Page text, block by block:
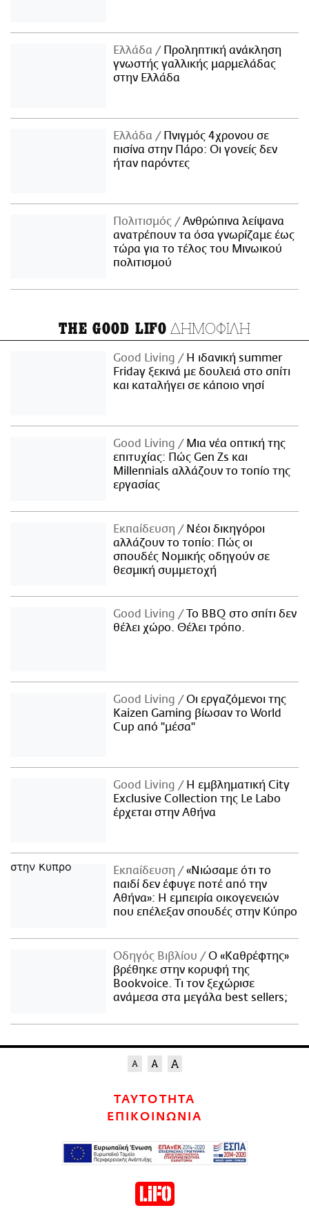
Ελλάδα
Προληπτική ανάκληση
γνωστής γαλλικής μαρμελάδας
στην Ελλάδα
Ελλάδα
Πνιγμός 4χρονου σε
πισίνα στην Πάρο: Οι γονείς δεν
ήταν παρόντες
Πολιτισμός
Ανθρώπινα λείψανα
ανατρέπουν τα όσα γνωρίζαμε έως
τώρα για το τέλος του Μινωικού
πολιτισμού
THE GOOD LIFO ΔΗΜΟΦΙΛΗ
Good Living
Η ιδανική summer
Friday ξεκινά με δουλειά στο σπίτι
και καταλήγει σε κάποιο νησί
Good Living
Μια νέα οπτική της
επιτυχίας: Πώς Gen Zs και
Millennials αλλάζουν το τοπίο της
εργασίας
Εκπαίδευση
Νέοι δικηγόροι
αλλάζουν το τοπίο: Πώς οι
σπουδές Νομικής οδηγούν σε
θεσμική συμμετοχή
Good Living
Το BBQ στο σπίτι δεν
θέλει χώρο. Θέλει τρόπο.
Good Living
Οι εργαζόμενοι της
Kaizen Gaming βίωσαν το World
Cup από "μέσα"
Good Living
Η εμβληματική City
Exclusive Collection της Le Labo
έρχεται στην Αθήνα
Εκπαίδευση
«Νιώσαμε ότι το
παιδί δεν έφυγε ποτέ από την
Αθήνα»: Η εμπειρία οικογενειών
που επέλεξαν σπουδές στην Κύπρο
Οδηγός Βιβλίου
Ο «Καθρέφτης»
βρέθηκε στην κορυφή της
Bookvoice. Τι τον ξεχώρισε
ανάμεσα στα μεγάλα best sellers;
ΤΑΥΤΟΤΗΤΑ
ΕΠΙΚΟΙΝΩΝΙΑ